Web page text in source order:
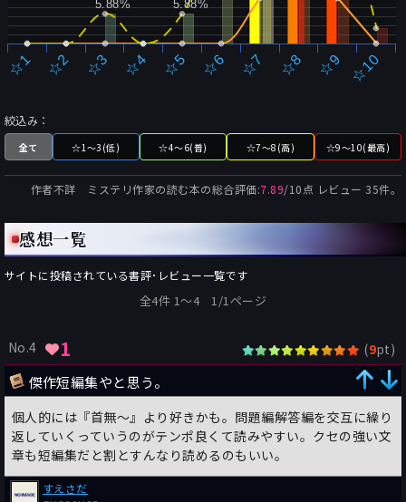
☆1 ☆2 ☆3 ☆4 ☆5 ☆6 ☆7 ☆8 ☆9 ☆10
5.88%
5.88%
絞込み：
全て ☆1～3(低) ☆4～6(普) ☆7～8(高) ☆9～10(最高)
作者不詳 ミステリ作家の読む本の総合評価:7.89/10点 レビュー 35件。
感想一覧
サイトに投稿されている書評･レビュー一覧です
全4件 1〜4 1/1ページ
No.4 1 (9pt)
傑作短編集やと思う。
個人的には『首無〜』より好きかも。問題編解答編を交互に繰り
返していくっていうのがテンポ良くて読みやすい。クセの強い文
章も短編集だと割とすんなり読めるのもいい。
すえさだ